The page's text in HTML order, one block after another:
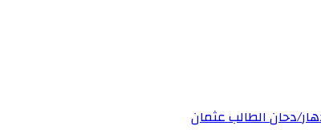
دحان الطالب عثمان